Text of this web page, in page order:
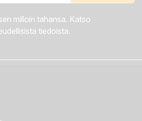
milloin tahansa. Katso
tiedoista.